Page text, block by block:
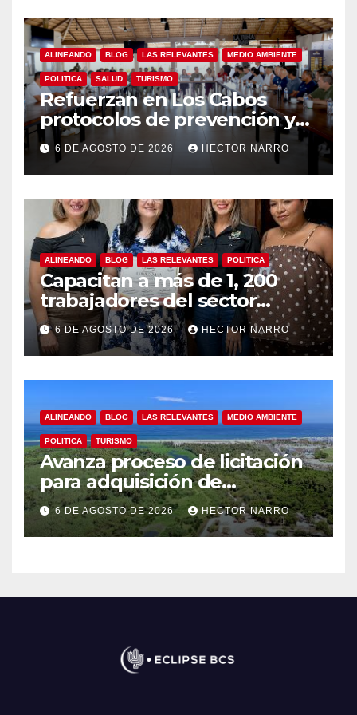
ALINEANDO BLOG LAS RELEVANTES MEDIO AMBIENTE
POLITICA SALUD TURISMO
Refuerzan en Los Cabos
protocolos de prevención y
rescate en playas ante oleaje
y temporada de ciclones
6 DE AGOSTO DE 2026 HECTOR NARRO
ALINEANDO BLOG LAS RELEVANTES POLITICA
Capacitan a más de 1, 200
trabajadores del sector
hotelero en derechos
humanos y respeto laboral
en Los Cabos
6 DE AGOSTO DE 2026 HECTOR NARRO
ALINEANDO BLOG LAS RELEVANTES MEDIO AMBIENTE
POLITICA TURISMO
Avanza proceso de licitación
para adquisición de
maquinaria del Plan de
Regeneración del Estero
Josefino
6 DE AGOSTO DE 2026 HECTOR NARRO